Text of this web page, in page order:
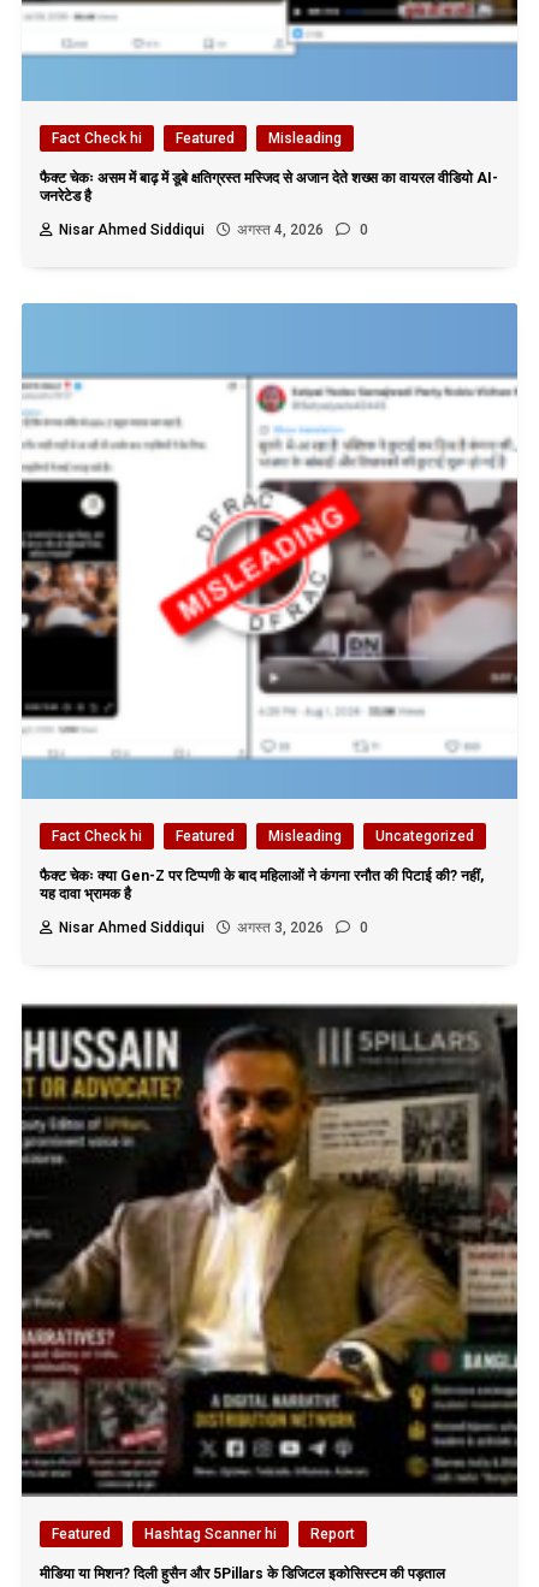
Fact Check hi Featured Misleading
फैक्ट चेकः असम में बाढ़ में डूबे क्षतिग्रस्त मस्जिद से अजान देते शख्स का वायरल वीडियो AI-
जनरेटेड है
Nisar Ahmed Siddiqui
अगस्त 4, 2026 0
Fact Check hi Featured Misleading Uncategorized
फैक्ट चेकः क्या Gen-Z पर टिप्पणी के बाद महिलाओं ने कंगना रनौत की पिटाई की? नहीं,
यह दावा भ्रामक है
Nisar Ahmed Siddiqui
अगस्त 3, 2026 0
Featured Hashtag Scanner hi Report
मीडिया या मिशन? दिली हुसैन और 5Pillars के डिजिटल इकोसिस्टम की पड़ताल